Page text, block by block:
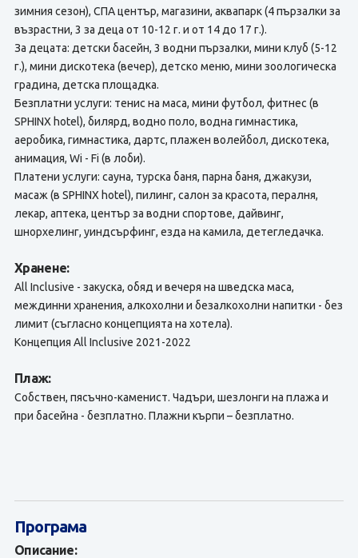
зимния сезон), СПА център, магазини, аквапарк (4 пързалки за
възрастни, 3 за деца от 10-12 г. и от 14 до 17 г.).
За децата: детски басейн, 3 водни пързалки, мини клуб (5-12
г.), мини дискотека (вечер), детско меню, мини зоологическа
градина, детска площадка.
Безплатни услуги: тенис на маса, мини футбол, фитнес (в
SPHINX hotel), билярд, водно поло, водна гимнастика,
аеробика, гимнастика, дартс, плажен волейбол, дискотека,
анимация, Wi - Fi (в лоби).
Платени услуги: сауна, турска баня, парна баня, джакузи,
масаж (в SPHINX hotel), пилинг, салон за красота, пералня,
лекар, аптека, център за водни спортове, дайвинг,
шнорхелинг, уиндсърфинг, езда на камила, детегледачка.
Хранене:
All Inclusive - закуска, обяд и вечеря на шведска маса,
междинни хранения, алкохолни и безалкохолни напитки - без
лимит (съгласно концепцията на хотела).
Концепция All Inclusive 2021-2022
Плаж:
Собствен, пясъчно-каменист. Чадъри, шезлонги на плажа и
при басейна - безплатно. Плажни кърпи – безплатно.
Програма
Описание: